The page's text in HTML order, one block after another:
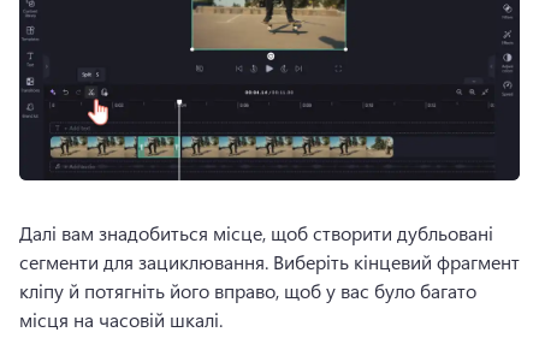
Далі вам знадобиться місце, щоб створити дубльовані
сегменти для зациклювання. Виберіть кінцевий фрагмент
кліпу й потягніть його вправо, щоб у вас було багато
місця на часовій шкалі.